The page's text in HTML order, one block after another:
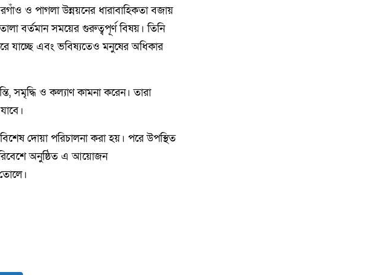
ও পাগলা উন্নয়নের ধারাবাহিকতা বজায়
বর্তমান সময়ের গুরুত্বপূর্ণ বিষয়। তিনি
যাচ্ছে এবং ভবিষ্যতেও মনুষের অধিকার
সমৃদ্ধি ও কল্যাণ কামনা করেন। তারা
দোয়া পরিচালনা করা হয়। পরে উপস্থিত
অনুষ্ঠিত এ আয়োজন